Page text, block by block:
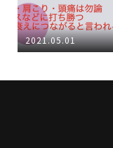
2021.05.01